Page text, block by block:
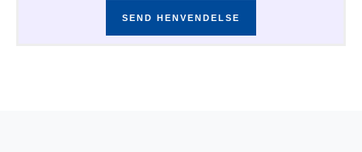
SEND HENVENDELSE